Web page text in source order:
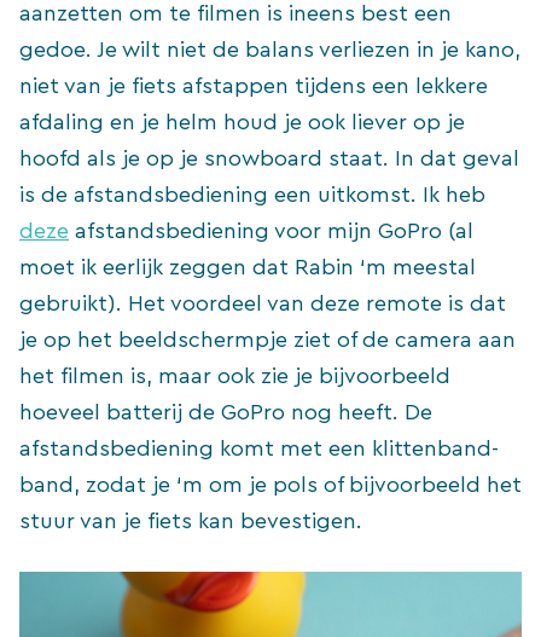
aanzetten om te filmen is ineens best een
gedoe. Je wilt niet de balans verliezen in je kano,
niet van je fiets afstappen tijdens een lekkere
afdaling en je helm houd je ook liever op je
hoofd als je op je snowboard staat. In dat geval
is de afstandsbediening een uitkomst. Ik heb
deze afstandsbediening voor mijn GoPro (al
moet ik eerlijk zeggen dat Rabin ‘m meestal
gebruikt). Het voordeel van deze remote is dat
je op het beeldschermpje ziet of de camera aan
het filmen is, maar ook zie je bijvoorbeeld
hoeveel batterij de GoPro nog heeft. De
afstandsbediening komt met een klittenband-
band, zodat je ‘m om je pols of bijvoorbeeld het
stuur van je fiets kan bevestigen.